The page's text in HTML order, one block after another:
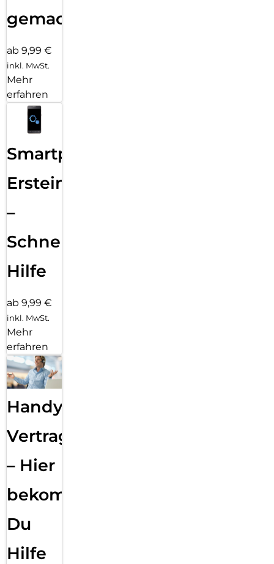
gemacht!
ab 9,99 €
inkl. MwSt.
Mehr
erfahren
Smartphone
Ersteinrichtung
–
Schnelle
Hilfe
ab 9,99 €
inkl. MwSt.
Mehr
erfahren
Handy
Vertragsabwicklung
– Hier
bekommst
Du
Hilfe